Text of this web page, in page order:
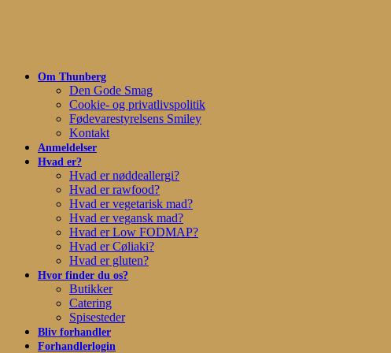
Om Thunberg
Den Gode Smag
Cookie- og privatlivspolitik
Fødevarestyrelsens Smiley
Kontakt
Anmeldelser
Hvad er?
Hvad er nøddeallergi?
Hvad er rawfood?
Hvad er vegetarisk mad?
Hvad er vegansk mad?
Hvad er Low FODMAP?
Hvad er Cøliaki?
Hvad er gluten?
Hvor finder du os?
Butikker
Catering
Spisesteder
Bliv forhandler
Forhandlerlogin